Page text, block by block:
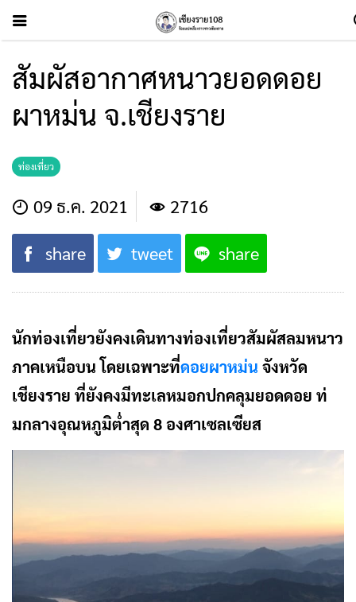
สัมผัสอากาศหนาวยอดดอย
ผาหม่น จ.เชียงราย
ท่องเที่ยว
09 ธ.ค. 2021 2716
share tweet share
นักท่องเที่ยวยังคงเดินทางท่องเที่ยวสัมผัสลมหนาว
ภาคเหนือบน โดยเฉพาะที่ดอยผาหม่น จังหวัด
เชียงราย ที่ยังคงมีทะเลหมอกปกคลุมยอดดอย ท่
มกลางอุณหภูมิต่ำสุด 8 องศาเซลเซียส